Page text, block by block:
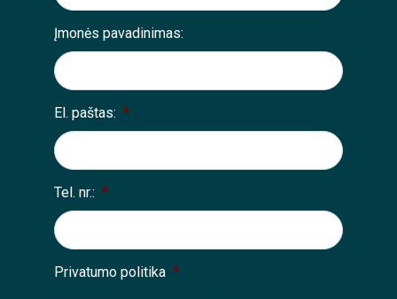
Įmonės pavadinimas:
El. paštas: *
Tel. nr.: *
Privatumo politika *